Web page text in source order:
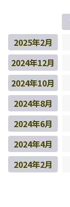
2025年2月
2024年12月
2024年10月
2024年8月
2024年6月
2024年4月
2024年2月